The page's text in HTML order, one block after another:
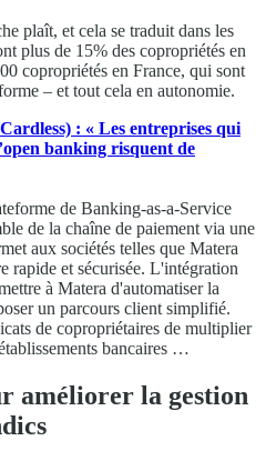
plaît, et cela se traduit dans les
plus de 15% des copropriétés en
copropriétés en France, qui sont
– et tout cela en autonomie.
: « Les entreprises qui
banking risquent de
de Banking-as-a-Service
de la chaîne de paiement via une
aux sociétés telles que Matera
rapide et sécurisée. L'intégration
à Matera d'automatiser la
un parcours client simplifié.
de copropriétaires de multiplier
bancaires …
améliorer la gestion